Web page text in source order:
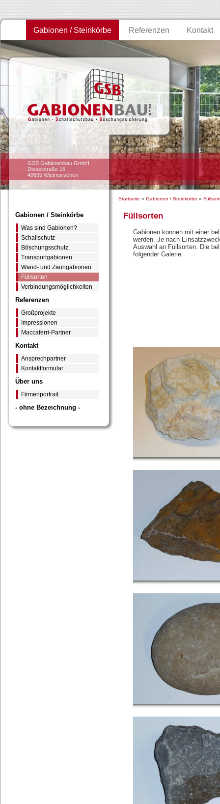
GSB Gabionenbau GmbH
Dieselstraße 15
49835 Wietmarschen
Gabionen / Steinkörbe Referenzen Kontakt
Startseite » Gabionen / Steinkörbe »
Gabionen / Steinkörbe
Was sind Gabionen?
Schallschutz
Böschungsschutz
Transportgabionen
Wand- und Zaungabionen
Füllsorten
Verbindungsmöglichkeiten
Referenzen
Großprojekte
Impressionen
Maccaferri-Partner
Kontakt
Ansprechpartner
Kontaktformular
Über uns
Firmenportrait
- ohne Bezeichnung -
Füllsorten
Gabionen können mit einer
werden. Je nach
Auswahl an Füllsorten. Die
folgender Galerie.